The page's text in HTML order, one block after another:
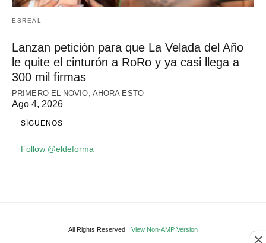
ESREAL
Lanzan petición para que La Velada del Año
le quite el cinturón a RoRo y ya casi llega a
300 mil firmas
PRIMERO EL NOVIO, AHORA ESTO
Ago 4, 2026
SÍGUENOS
Follow @eldeforma
All Rights Reserved View Non-AMP Version